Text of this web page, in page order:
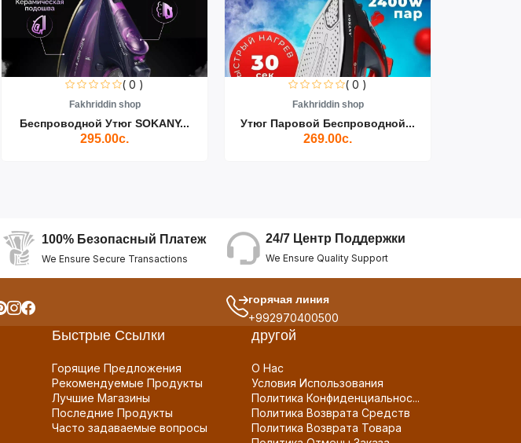
( 0 )
Fakhriddin shop
Беспроводной Утюг SOKANY...
295.00с.
( 0 )
Fakhriddin shop
Утюг Паровой Беспроводной...
269.00с.
100% Безопасный Платеж
We Ensure Secure Transactions
24/7 Центр Поддержки
We Ensure Quality Support
горячая линия
+992970400500
Быстрые Ссылки
Горящие Предложения
Рекомендуемые Продукты
Лучшие Магазины
Последние Продукты
Часто задаваемые вопросы
другой
О Нас
Условия Использования
Политика Конфиденциальнос...
Политика Возврата Средств
Политика Возврата Товара